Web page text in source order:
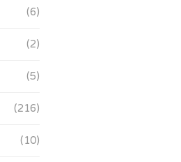
(6)
(2)
(5)
(216)
(10)